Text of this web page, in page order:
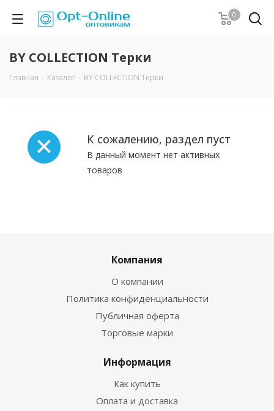
0
BY COLLECTION Терки
Главная - Каталог - BY COLLECTION Терки
К сожалению, раздел пуст
В данный момент нет активных
товаров
Компания
О компании
Политика конфиденциальности
Публичная оферта
Торговые марки
Информация
Как купить
Оплата и доставка